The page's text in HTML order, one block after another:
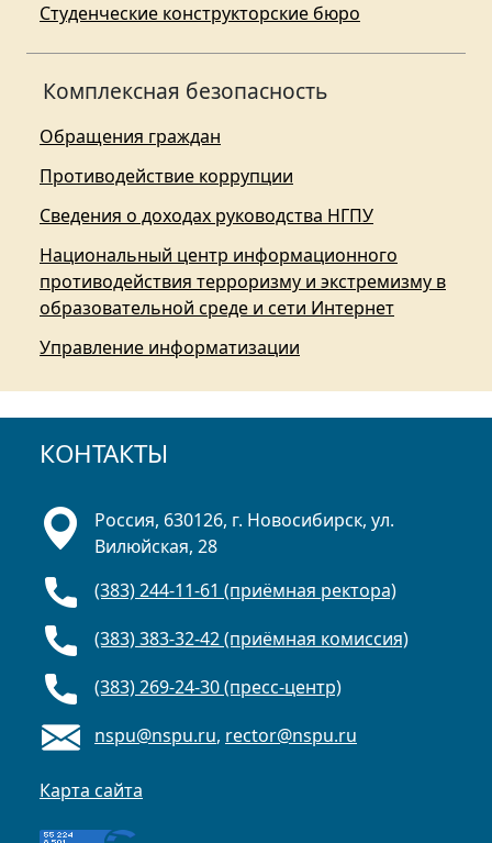
Студенческие конструкторские бюро
Комплексная безопасность
Обращения граждан
Противодействие коррупции
Сведения о доходах руководства НГПУ
Национальный центр информационного
противодействия терроризму и экстремизму в
образовательной среде и сети Интернет
Управление информатизации
КОНТАКТЫ
Россия, 630126, г. Новосибирск, ул.
Вилюйская, 28
(383) 244-11-61 (приёмная ректора)
(383) 383-32-42 (приёмная комиссия)
(383) 269-24-30 (пресс-центр)
nspu@nspu.ru, rector@nspu.ru
Карта сайта